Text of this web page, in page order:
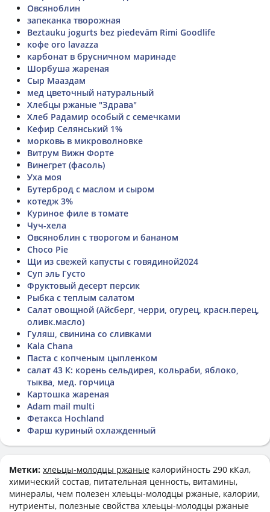
Овсяноблин
запеканка творожная
Beztauku jogurts bez piedevām Rimi Goodlife
кофе oro lavazza
карбонат в брусничном маринаде
Шорбуша жареная
Сыр Мааздам
мед цветочный натуральный
Хлебцы ржаные "Здрава"
Хлеб Радамир особый с семечками
Кефир Селянський 1%
морковь в микроволновке
Витрум Вижн Форте
Винегрет (фасоль)
Уха моя
Бутерброд с маслом и сыром
котедж 3%
Куриное филе в томате
Чуч-хела
Овсяноблин с творогом и бананом
Choco Pie
Щи из свежей капусты с говядиной2024
Суп эль Густо
Фруктовый десерт персик
Рыбка с теплым салатом
Салат овощной (Айсберг, черри, огурец, красн.перец,
оливк.масло)
Гуляш, свинина со сливками
Kala Chana
Паста с копченым цыпленком
салат 43 К: корень сельдирея, кольраби, яблоко,
тыква, мед. горчица
Картошка жареная
Adam mail multi
Фетакса Hochland
Фарш куриный охлажденный
Метки: хлеьцы-молодцы ржаные калорийность 290 кКал,
химический состав, питательная ценность, витамины,
минералы, чем полезен хлеьцы-молодцы ржаные, калории,
нутриенты, полезные свойства хлеьцы-молодцы ржаные